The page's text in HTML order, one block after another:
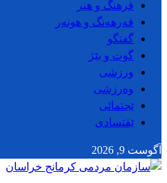
فرهنگ و هنر
فەرهەنگ و هونەر
گفتگو
گوت و بێژ
ورزشی
وەرزشی
ێجتمائی
ێقتسادی
آگوست 9, 2026